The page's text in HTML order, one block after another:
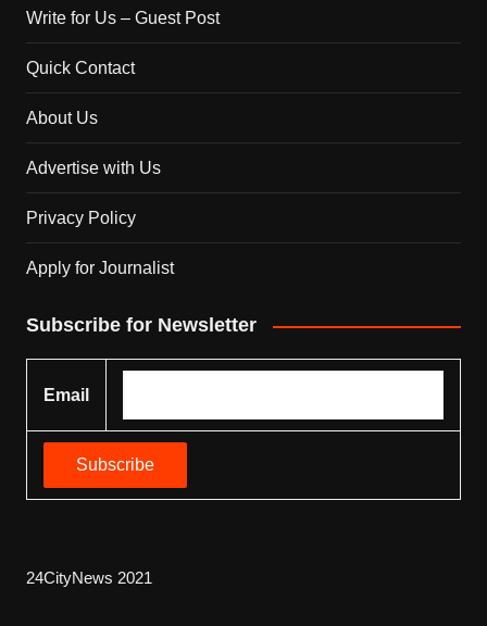
Write for Us – Guest Post
Quick Contact
About Us
Advertise with Us
Privacy Policy
Apply for Journalist
Subscribe for Newsletter
Email
24CityNews 2021